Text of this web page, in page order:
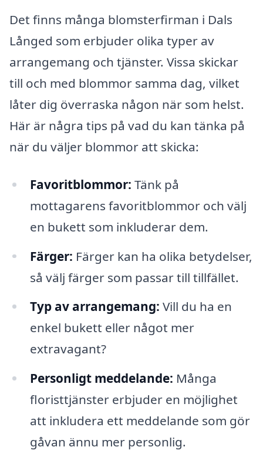
Det finns många blomsterfirman i Dals
Långed som erbjuder olika typer av
arrangemang och tjänster. Vissa skickar
till och med blommor samma dag, vilket
låter dig överraska någon när som helst.
Här är några tips på vad du kan tänka på
när du väljer blommor att skicka:
Favoritblommor: Tänk på
mottagarens favoritblommor och välj
en bukett som inkluderar dem.
Färger: Färger kan ha olika betydelser,
så välj färger som passar till tillfället.
Typ av arrangemang: Vill du ha en
enkel bukett eller något mer
extravagant?
Personligt meddelande: Många
floristtjänster erbjuder en möjlighet
att inkludera ett meddelande som gör
gåvan ännu mer personlig.